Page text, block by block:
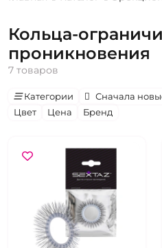
Кольца-
проникновения
7 товаров
Категории Сначала
Цвет
Цена Бренд